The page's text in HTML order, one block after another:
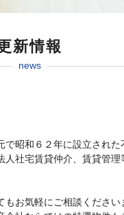
新情報
news
昭和６２年に設立された
人社宅賃貸仲介、賃貸管
もお気軽にご相談ください